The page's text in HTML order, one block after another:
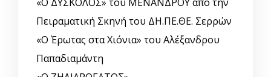
Πειραματική Σκηνή του ΔΗ.ΠΕ.ΘΕ. Σερρών
«Ο Έρωτας στα Χιόνια» του Αλέξανδρου
Παπαδιαμάντη